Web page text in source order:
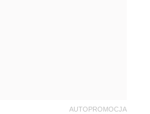
AUTOPROMOCJA